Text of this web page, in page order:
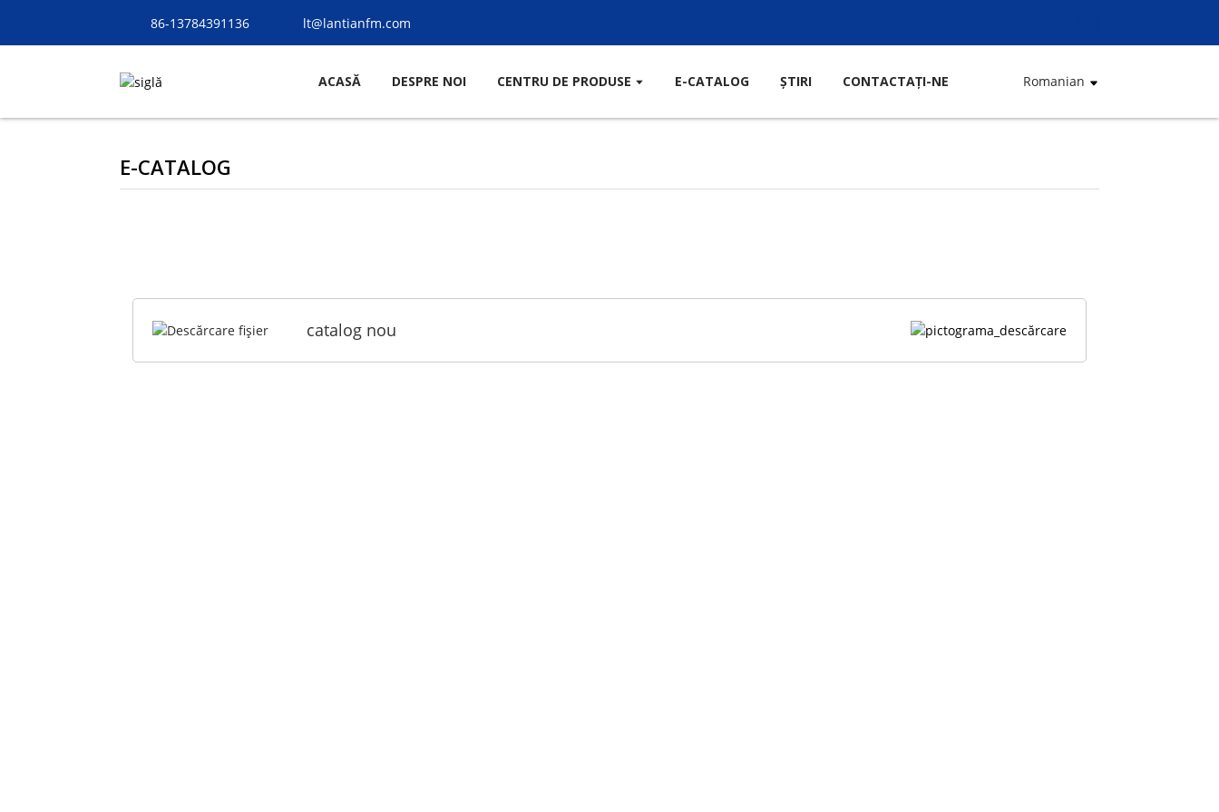
86-13784391136 lt@lantianfm.com
ACASĂ DESPRE NOI CENTRU DE PRODUSE E-CATALOG ȘTIRI CONTACTAŢI-NE Romanian
E-CATALOG
catalog nou